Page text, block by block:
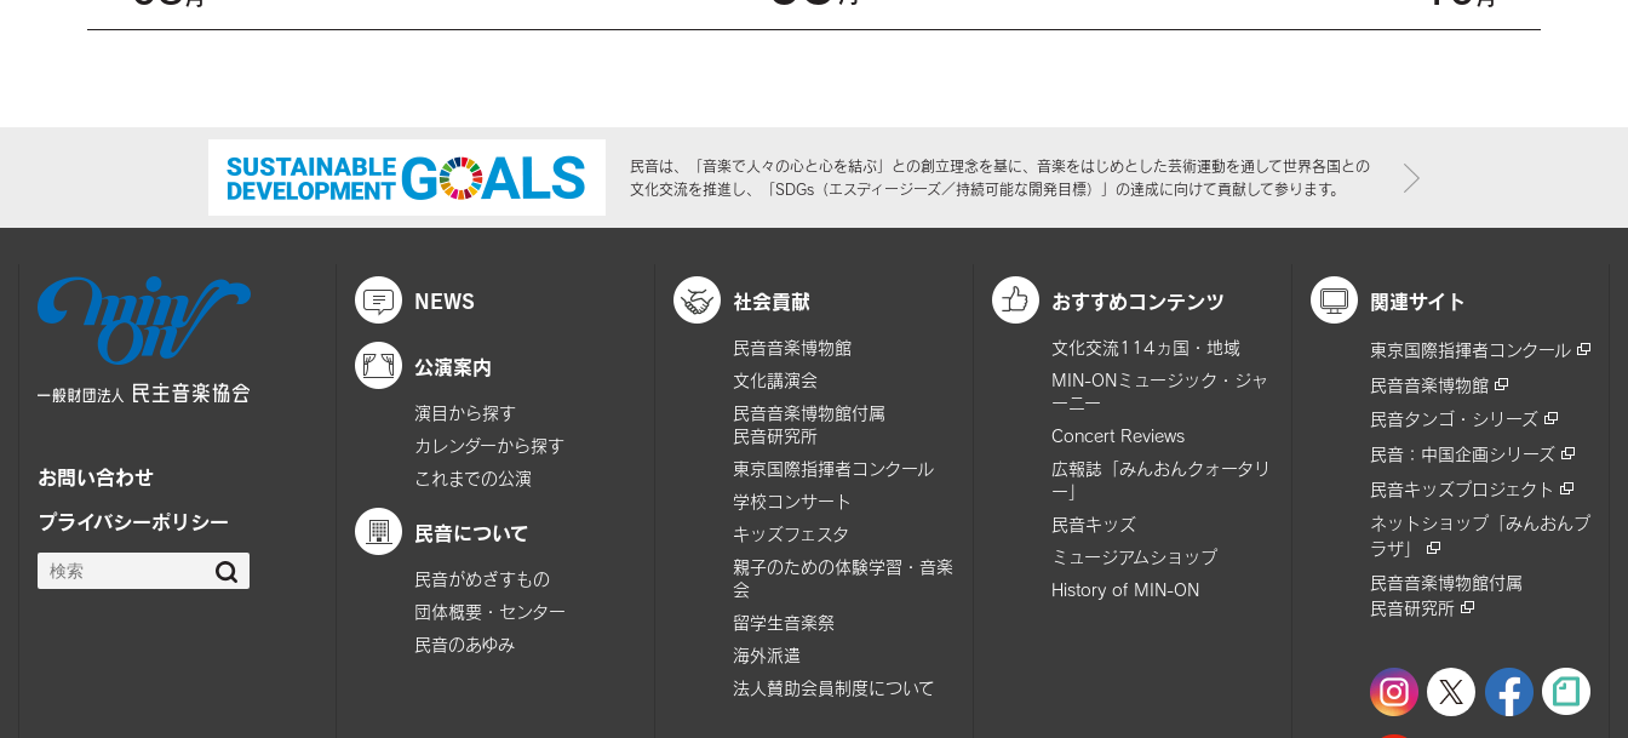
民音は、「音楽で人々の心と心を結ぶ」との創立理念を基に、音楽をはじめとした芸術運動を通して世界各国との
文化交流を推進し、「SDGs（エスディージーズ／持続可能な開発目標）」の達成に向けて貢献して参ります。
お問い合わせ
プライバシーポリシー
NEWS
公演案内
演目から探す
カレンダーから探す
これまでの公演
民音について
民音がめざすもの
団体概要・センター
民音のあゆみ
社会貢献
民音音楽博物館
文化講演会
民音音楽博物館付属
民音研究所
東京国際指揮者コンクール
学校コンサート
キッズフェスタ
親子のための体験学習・音楽
会
留学生音楽祭
海外派遣
法人賛助会員制度について
おすすめコンテンツ
文化交流114ヵ国・地域
MIN-ONミュージック・ジャ
ーニー
Concert Reviews
広報誌「みんおんクォータリ
ー」
民音キッズ
ミュージアムショップ
History of MIN-ON
関連サイト
東京国際指揮者コンクール
民音音楽博物館
民音タンゴ・シリーズ
民音：中国企画シリーズ
民音キッズプロジェクト
ネットショップ「みんおんプ
ラザ」
民音音楽博物館付属
民音研究所